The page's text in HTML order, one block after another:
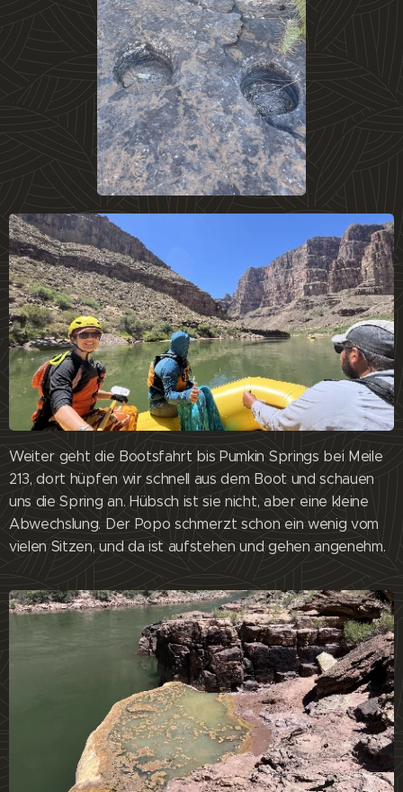
Weiter geht die Bootsfahrt bis Pumkin Springs bei Meile
213, dort hüpfen wir schnell aus dem Boot und schauen
uns die Spring an. Hübsch ist sie nicht, aber eine kleine
Abwechslung. Der Popo schmerzt schon ein wenig vom
vielen Sitzen, und da ist aufstehen und gehen angenehm.